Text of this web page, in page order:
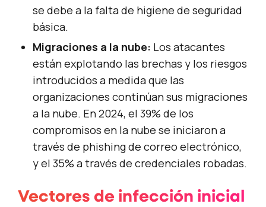
se debe a la falta de higiene de seguridad
básica.
Migraciones a la nube: Los atacantes
están explotando las brechas y los riesgos
introducidos a medida que las
organizaciones continúan sus migraciones
a la nube. En 2024, el 39% de los
compromisos en la nube se iniciaron a
través de phishing de correo electrónico,
y el 35% a través de credenciales robadas.
Vectores de infección inicial